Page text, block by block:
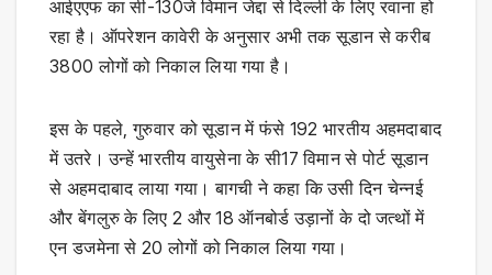
आईएएफ का सी-130जे विमान जेद्दा से दिल्ली के लिए रवाना हो
रहा है। ऑपरेशन कावेरी के अनुसार अभी तक सूडान से करीब
3800 लोगों को निकाल लिया गया है।
इस के पहले, गुरुवार को सूडान में फंसे 192 भारतीय अहमदाबाद
में उतरे। उन्हें भारतीय वायुसेना के सी17 विमान से पोर्ट सूडान
से अहमदाबाद लाया गया। बागची ने कहा कि उसी दिन चेन्नई
और बेंगलुरु के लिए 2 और 18 ऑनबोर्ड उड़ानों के दो जत्थों में
एन डजमेना से 20 लोगों को निकाल लिया गया।